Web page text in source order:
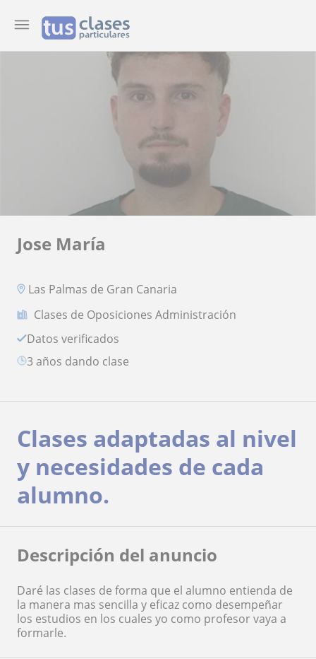
Jose María
Las Palmas de Gran Canaria
Clases de Oposiciones Administración
Datos verificados
3 años dando clase
Clases adaptadas al nivel
y necesidades de cada
alumno.
Descripción del anuncio
Daré las clases de forma que el alumno entienda de
la manera mas sencilla y eficaz como desempeñar
los estudios en los cuales yo como profesor vaya a
formarle.